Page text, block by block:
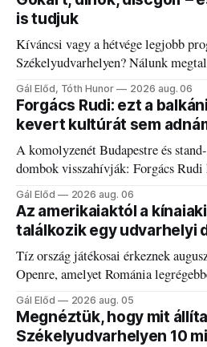
is tudjuk
Kíváncsi vagy a hétvége legjobb
Székelyudvarhelyen? Nálunk
a fogaddal, a fogorvosi ügyeletet is!
Gál Előd, Tóth Hunor 2026 aug. 06
Forgács Rudi: ezt a
kevert kultúrát sem
A komolyzenét Budapestre és
dombok visszahívják: Forgács
és határokról.
Gál Előd 2026 aug. 06
Az amerikaiaktól a
találkozik egy udvarhelyi
Tíz ország játékosai érkeznek
Openre, amelyet Románia
discgolfpályáján rendeznek meg.
Gál Előd 2026 aug. 05
Megnéztük, hogy mit
Székelyudvarhelyen 10